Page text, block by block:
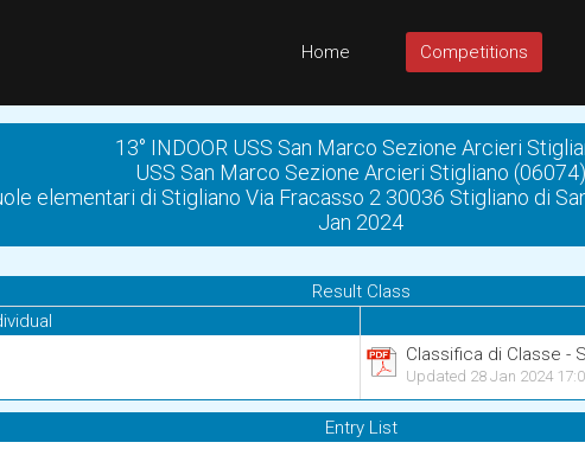
Home Competitions
13° INDOOR USS San Marco Sezione Arcieri
USS San Marco Sezione Arcieri Stigliano (06074)
elementari di Stigliano Via Fracasso 2 30036 Stigliano di
Jan 2024
Result Class
Classifica di Classe -
Updated 28 Jan 2024
Entry List